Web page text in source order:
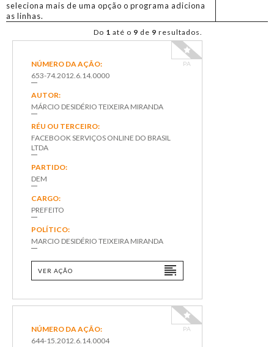
seleciona mais de uma opção o programa adiciona
as linhas.
Do 1 até o 9 de 9 resultados.
PA
NÚMERO DA AÇÃO:
653-74.2012.6.14.0000
AUTOR:
MÁRCIO DESIDÉRIO TEIXEIRA MIRANDA
RÉU OU TERCEIRO:
FACEBOOK SERVIÇOS ONLINE DO BRASIL
LTDA
PARTIDO:
DEM
CARGO:
PREFEITO
POLÍTICO:
MARCIO DESIDÉRIO TEIXEIRA MIRANDA
VER AÇÃO
PA
NÚMERO DA AÇÃO:
644-15.2012.6.14.0004